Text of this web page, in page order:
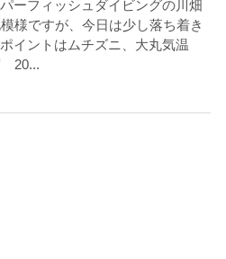
ーフィッシュダイビングの川畑
様ですが、今日は少し落ち着き
イントはムチズニ、大丸気温
20...
として傷害や損害が発生する場
ルスイムでは、これら以外にも
生する可能性があります。
の保有者及び船長に対して損害